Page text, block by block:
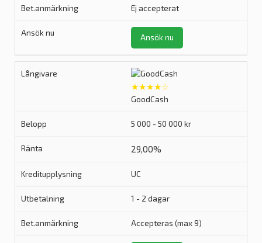
Ej accepterat
Ansök nu
★★★★☆
GoodCash
5 000 - 50 000 kr
29,00%
UC
1 - 2 dagar
Accepteras (max 9)